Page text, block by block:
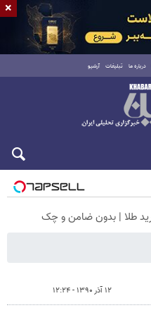
درباره ما تبلیغات آرشیو
۱۲ آذر ۱۳۹۰ - ۱۲:۲۴
×